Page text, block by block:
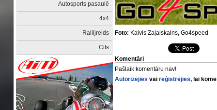
Autosports pasaulē
4x4
Rallijreids
Cits
Foto: Kalvis Zaļaiskalns, Go4speed
Komentāri
Pašlaik komentāru nav!
Autorizējies vaireģistrējies, lai